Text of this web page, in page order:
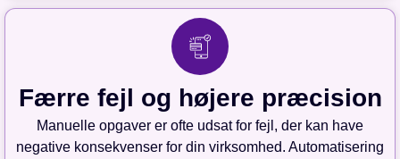
Færre fejl og højere præcision
Manuelle opgaver er ofte udsat for fejl, der kan have
negative konsekvenser for din virksomhed. Automatisering